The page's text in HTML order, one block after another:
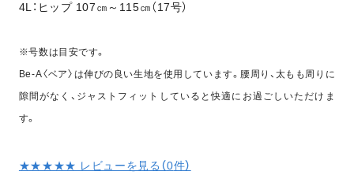
4L：ヒップ 107㎝～115㎝（17号）
※号数は目安です。
Be-A〈ベア〉は伸びの良い生地を使用しています。腰周り、太もも周りに
隙間がなく、ジャストフィットしていると快適にお過ごしいただけま
す。
★★★★★ レビューを見る（0件）